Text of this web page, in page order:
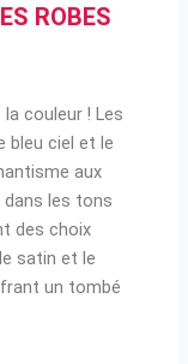
ROBES
couleur ! Les
bleu ciel et le
aux
les tons
des choix
satin et le
un tombé